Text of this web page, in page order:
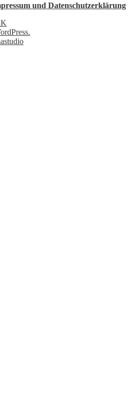
und Datenschutzerklärung